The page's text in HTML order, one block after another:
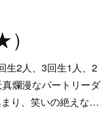
生2人、3回生1人、2
爛漫なパートリーダ
り、笑いの絶えな…